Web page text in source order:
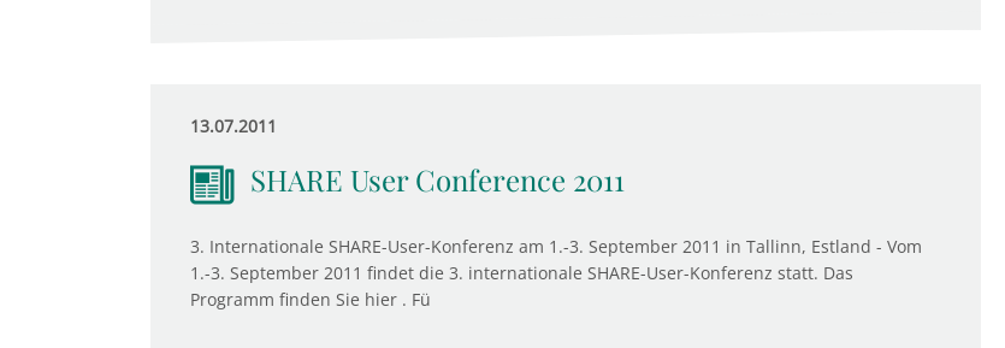
13.07.2011
SHARE User Conference 2011
3. Internationale SHARE-User-Konferenz am 1.-3. September 2011 in Tallinn, Estland - Vom
1.-3. September 2011 findet die 3. internationale SHARE-User-Konferenz statt. Das
Programm finden Sie hier . Fü